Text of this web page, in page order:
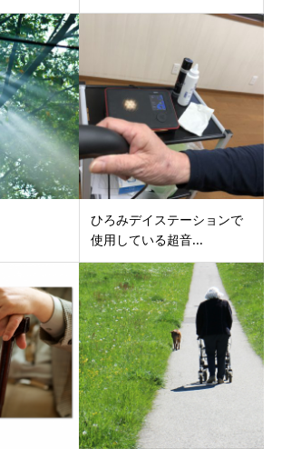
ひろみデイステーションで
使用している超音...